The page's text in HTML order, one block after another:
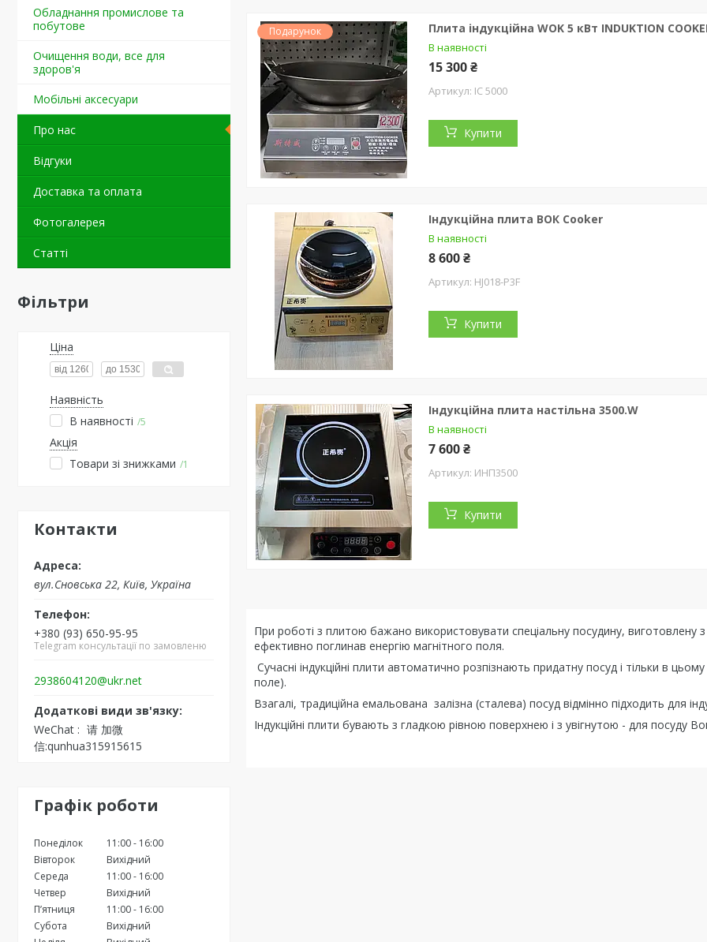
Обладнання промислове та
побутове
Очищення води, все для
здоров'я
Мобільні аксесуари
Про нас
Відгуки
Доставка та оплата
Фотогалерея
Статті
Фільтри
Ціна
Наявність
В наявності 5
Акція
Товари зі знижками
1
Контакти
вул.Сновська 22, Київ, Україна
+380 (93) 650-95-95
Telegram консультації по замовленю
2938604120@ukr.net
WeChat
请 加微
信:qunhua315915615
Графік роботи
Понеділок 11:00
16:00
Вівторок
Вихідний
Середа
11:00
16:00
Четвер
Вихідний
Пʼятниця
11:00
16:00
Субота
Вихідний
Подарунок Плита індукційна WOK 5 кВт INDUKTION
В наявності
15 300 ₴
IC 5000
Купити
Індукційна плита ВОК Cooker
В наявності
8 600 ₴
HJ018-P3F
Купити
Індукційна плита настільна 3500.W
В наявності
7 600 ₴
ИНП3500
Купити
При роботі з плитою бажано використовувати спеціальну посудину, виготовлену
ефективно поглинав енергію магнітного поля.
Сучасні індукційні плити автоматично розпізнають придатну посуд і тільки в
поле).
Взагалі, традиційна емальована залізна (сталева) посуд відмінно підходить для
Індукційні плити бувають з гладкою рівною поверхнею і з увігнутою - для посуду